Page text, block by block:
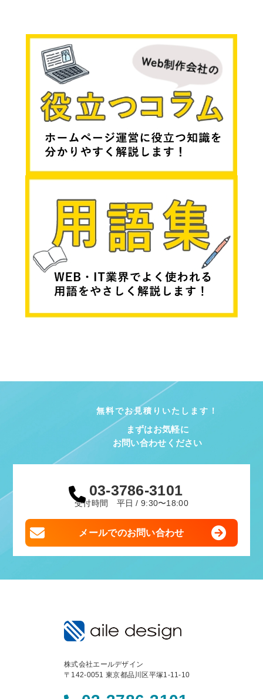
無料でお見積りいたします！
まずはお気軽に
お問い合わせください
03-3786-3101
受付時間 平日 / 9:30〜18:00
メールでのお問い合わせ
株式会社エールデザイン
〒142-0051 東京都品川区平塚1-11-10